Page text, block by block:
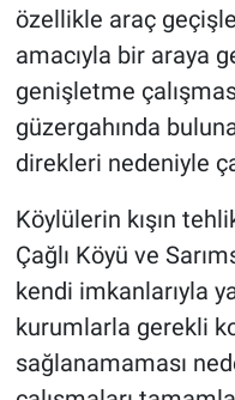
özellikle araç
amacıyla bir araya
genişletme
güzergahında
direkleri nedeniyle
Köylülerin kışın
Çağlı Köyü ve
kendi imkanlarıyla
kurumlarla gerekli
sağlanamaması